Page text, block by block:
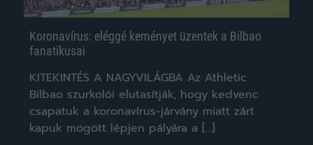
Koronavírus: eléggé keményet üzentek a Bilbao
fanatikusai
KITEKINTÉS A NAGYVILÁGBA Az Athletic
Bilbao szurkolói elutasítják, hogy kedvenc
csapatuk a koronavírus-járvány miatt zárt
kapuk mögött lépjen pályára a […]